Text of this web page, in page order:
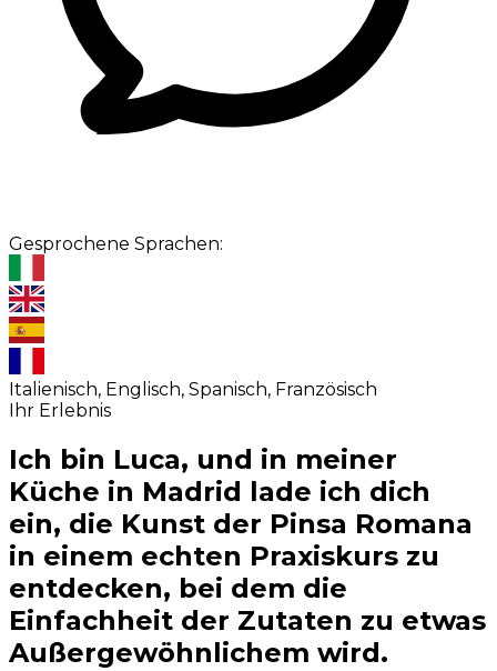
Gesprochene Sprachen:
Italienisch, Englisch, Spanisch, Französisch
Ihr Erlebnis
Ich bin Luca, und in meiner
Küche in Madrid lade ich dich
ein, die Kunst der Pinsa Romana
in einem echten Praxiskurs zu
entdecken, bei dem die
Einfachheit der Zutaten zu etwas
Außergewöhnlichem wird.